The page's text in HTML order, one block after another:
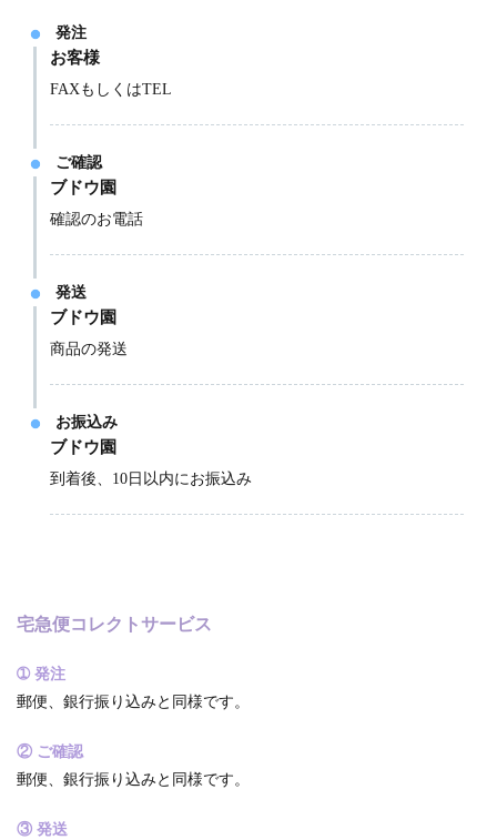
発注
お客様
FAXもしくはTEL
ご確認
ブドウ園
確認のお電話
発送
ブドウ園
商品の発送
お振込み
ブドウ園
到着後、10日以内にお振込み
宅急便コレクトサービス
➀ 発注
郵便、銀行振り込みと同様です。
② ご確認
郵便、銀行振り込みと同様です。
③ 発送